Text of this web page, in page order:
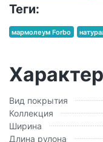
Теги:
мармолеум Forbo
Вид покрытия
Коллекция
Ширина
Длина рулона